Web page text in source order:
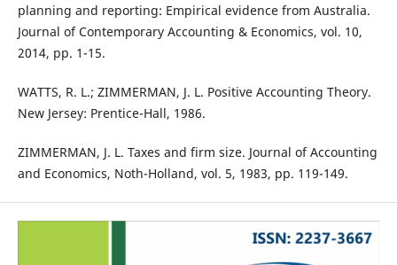
planning and reporting: Empirical evidence from Australia.
Journal of Contemporary Accounting & Economics, vol. 10,
2014, pp. 1-15.
WATTS, R. L.; ZIMMERMAN, J. L. Positive Accounting Theory.
New Jersey: Prentice-Hall, 1986.
ZIMMERMAN, J. L. Taxes and firm size. Journal of Accounting
and Economics, Noth-Holland, vol. 5, 1983, pp. 119-149.